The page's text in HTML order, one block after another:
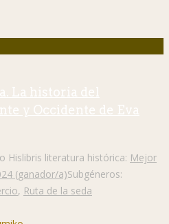
La historia del
y Occidente de Eva
Hislibris literatura histórica: Mejor
(ganador/a)Subgéneros:
, Ruta de la seda